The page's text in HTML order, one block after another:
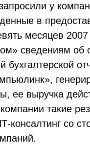
у
в
месяцев 2007
сведениям об
бухгалтерской
ее выручка
такие
консалтинг со